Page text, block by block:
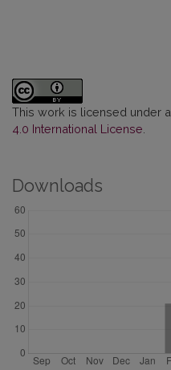
This work is licensed under a
4.0 International License
Downloads